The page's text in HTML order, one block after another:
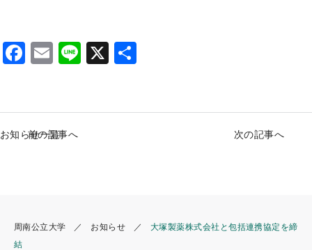
F
e
b
E
l
Li
X
e
前の記事へ 次の記事へ
お知らせ一覧
周南公立大学 お知らせ
大塚製薬株式会社と包括連携協定を締
結